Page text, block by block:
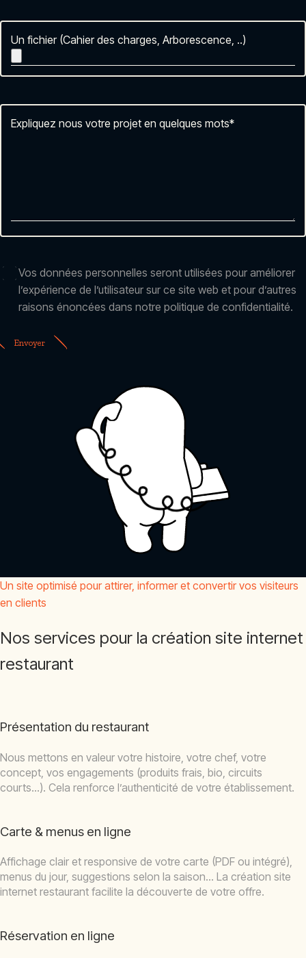
Un fichier (Cahier des charges, Arborescence, ..)
Expliquez nous votre projet en quelques mots*
RGPDVos données personnelles seront utilisées pour améliorer
l’expérience de l’utilisateur sur ce site web et pour d’autres
raisons énoncées dans notre politique de confidentialité.
Envoyer
Un site optimisé pour attirer, informer et convertir vos visiteurs
en clients
Nos services pour la création site internet
restaurant
Présentation du restaurant
Nous mettons en valeur votre histoire, votre chef, votre
concept, vos engagements (produits frais, bio, circuits
courts…). Cela renforce l’authenticité de votre établissement.
Carte & menus en ligne
Affichage clair et responsive de votre carte (PDF ou intégré),
menus du jour, suggestions selon la saison… La création site
internet restaurant facilite la découverte de votre offre.
Réservation en ligne